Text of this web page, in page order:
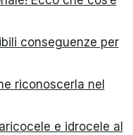
conseguenze per
riconoscerla nel
e idrocele al